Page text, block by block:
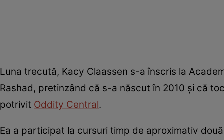
Luna trecută, Kacy Claassen s-a înscris la
Rashad, pretinzând că s-a născut în 2010 și că
potrivit Oddity Central.
Ea a participat la cursuri timp de aproximativ